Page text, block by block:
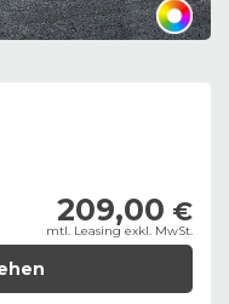
209,00 €
mtl. Leasing exkl. MwSt.